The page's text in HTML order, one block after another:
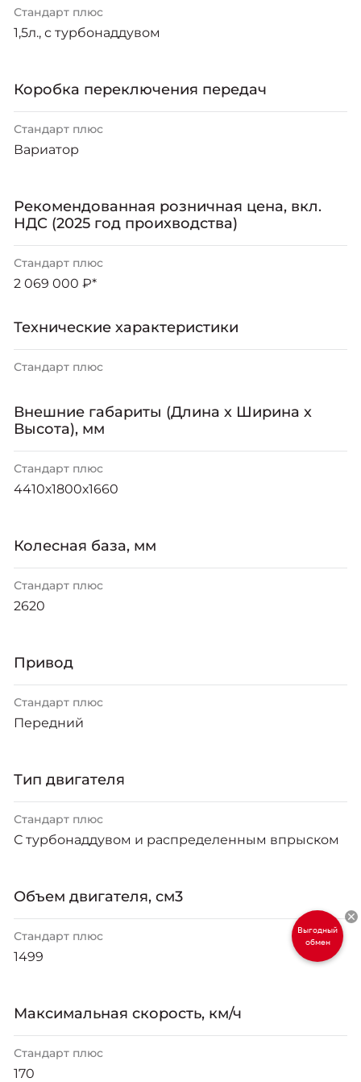
от 2 237 000 ₽*
Спецпредложения
Страховые программы
СЕРВИСНЫЕ АКЦИИ
АКСЕССУАРЫ
КОНТАКТЫ
Стандарт плюс
1,5л., с турбонаддувом
Коробка переключения передач
Стандарт плюс
Вариатор
Рекомендованная розничная цена, вкл.
НДС (2025 год проихводства)
Стандарт плюс
2 069 000 ₽*
Технические характеристики
Стандарт плюс
Внешние габариты (Длина х Ширина х
Высота), мм
Стандарт плюс
4410х1800х1660
Колесная база, мм
Стандарт плюс
2620
Привод
Стандарт плюс
Передний
Тип двигателя
Стандарт плюс
С турбонаддувом и распределенным впрыском
Объем двигателя, см3
Стандарт плюс
1499
Максимальная скорость, км/ч
Стандарт плюс
170